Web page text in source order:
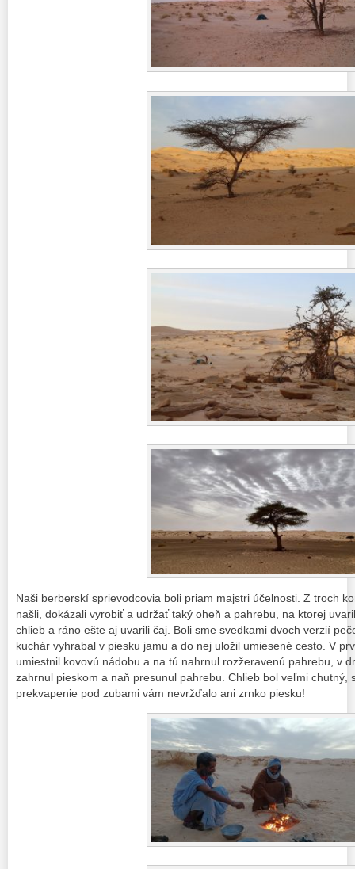
Naši berberskí sprievodcovia boli priam majstri účelnosti. Z troch
našli, dokázali vyrobiť a udržať taký oheň a pahrebu, na ktorej
chlieb a ráno ešte aj uvarili čaj. Boli sme svedkami dvoch verzií
kuchár vyhrabal v piesku jamu a do nej uložil umiesené cesto. V
umiestnil kovovú nádobu a na tú nahrnul rozžeravenú pahrebu, v
zahrnul pieskom a naň presunul pahrebu. Chlieb bol veľmi chutný,
prekvapenie pod zubami vám nevržďalo ani zrnko piesku!